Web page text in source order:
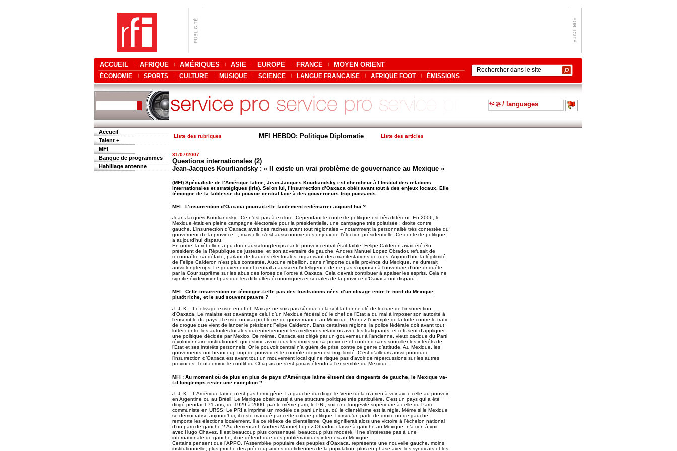
ACCUEIL AFRIQUE AMÉRIQUES ASIE EUROPE FRANCE MOYEN ORIENT
ÉCONOMIE SPORTS CULTURE MUSIQUE SCIENCE LANGUE FRANCAISE AFRIQUE FOOT ÉMISSIONS
/ languages
Accueil
Talent +
MFI
Banque de programmes
Habillage antenne
Liste des rubriques MFI HEBDO: Politique Diplomatie Liste des articles
31/07/2007
Questions internationales (2)
Jean-Jacques Kourliandsky : « Il existe un vrai problème de gouvernance au Mexique »
(MFI) Spécialiste de l’Amérique latine, Jean-Jacques Kourliandsky est chercheur à l’Institut des relations
internationales et stratégiques (Iris). Selon lui, l’insurrection d’Oaxaca obéit avant tout à des enjeux locaux. Elle
témoigne de la faiblesse du pouvoir central face à des gouverneurs trop puissants.
MFI : L’insurrection d’Oaxaca pourrait-elle facilement redémarrer aujourd’hui ?
Jean-Jacques Kourliandsky : Ce n’est pas à exclure. Cependant le contexte politique est très différent. En 2006, le
Mexique était en pleine campagne électorale pour la présidentielle, une campagne très polarisée : droite contre
gauche. L’insurrection d’Oaxaca avait des racines avant tout régionales – notamment la personnalité très contestée du
gouverneur de la province –, mais elle s’est aussi nourrie des enjeux de l’élection présidentielle. Ce contexte politique
a aujourd’hui disparu.
En outre, la rébellion a pu durer aussi longtemps car le pouvoir central était faible. Felipe Calderon avait été élu
président de la République de justesse, et son adversaire de gauche, Andres Manuel Lopez Obrador, refusait de
reconnaître sa défaite, parlant de fraudes électorales, organisant des manifestations de rues. Aujourd’hui, la légitimité
de Felipe Calderon n’est plus contestée. Aucune rébellion, dans n’importe quelle province du Mexique, ne durerait
aussi longtemps. Le gouvernement central a aussi eu l’intelligence de ne pas s’opposer à l’ouverture d’une enquête
par la Cour suprême sur les abus des forces de l’ordre à Oaxaca. Cela devrait contribuer à apaiser les esprits. Cela ne
signifie évidemment pas que les difficultés économiques et sociales de la province d’Oaxaca ont disparu.
MFI : Cette insurrection ne témoigne-t-elle pas des frustrations nées d’un clivage entre le nord du Mexique,
plutôt riche, et le sud souvent pauvre ?
J.-J. K. : Le clivage existe en effet. Mais je ne suis pas sûr que cela soit la bonne clé de lecture de l’insurrection
d’Oaxaca. Le malaise est davantage celui d’un Mexique fédéral où le chef de l’Etat a du mal à imposer son autorité à
l’ensemble du pays. Il existe un vrai problème de gouvernance au Mexique. Prenez l’exemple de la lutte contre le trafic
de drogue que vient de lancer le président Felipe Calderon. Dans certaines régions, la police fédérale doit avant tout
lutter contre les autorités locales qui entretiennent les meilleures relations avec les trafiquants, et refusent d’appliquer
une politique décidée par Mexico. De même, Oaxaca est dirigé par un gouverneur à l’ancienne, vieux cacique du Parti
révolutionnaire institutionnel, qui estime avoir tous les droits sur sa province et confond sans sourciller les intérêts de
l’Etat et ses intérêts personnels. Or le pouvoir central n’a guère de prise contre ce genre d’attitude. Au Mexique, les
gouverneurs ont beaucoup trop de pouvoir et le contrôle citoyen est trop limité. C’est d’ailleurs aussi pourquoi
l’insurrection d’Oaxaca est avant tout un mouvement local qui ne risque pas d’avoir de répercussions sur les autres
provinces. Tout comme le conflit du Chiapas ne s’est jamais étendu à l’ensemble du Mexique.
MFI : Au moment où de plus en plus de pays d’Amérique latine élisent des dirigeants de gauche, le Mexique va-
t-il longtemps rester une exception ?
J.-J. K. : L’Amérique latine n’est pas homogène. La gauche qui dirige le Venezuela n’a rien à voir avec celle au pouvoir
en Argentine ou au Brésil. Le Mexique obéit aussi à une structure politique très particulière. C’est un pays qui a été
dirigé pendant 71 ans, de 1929 à 2000, par le même parti, le PRI, soit une longévité supérieure à celle du Parti
communiste en URSS. Le PRI a imprimé un modèle de parti unique, où le clientélisme est la règle. Même si le Mexique
se démocratise aujourd’hui, il reste marqué par cette culture politique. Lorsqu’un parti, de droite ou de gauche,
remporte les élections localement, il a ce réflexe de clientélisme. Que signifierait alors une victoire à l’échelon national
d’un parti de gauche ? Au demeurant, Andres Manuel Lopez Obrador, classé à gauche au Mexique, n’a rien à voir
avec Hugo Chavez. Il est beaucoup plus consensuel, beaucoup plus modéré. Il ne s’intéresse pas à une
internationale de gauche, il ne défend que des problématiques internes au Mexique.
Certains pensent que l’APPO, l’Assemblée populaire des peuples d’Oaxaca, représente une nouvelle gauche, moins
institutionnelle, plus proche des préoccupations quotidiennes de la population, plus en phase avec les syndicats et les